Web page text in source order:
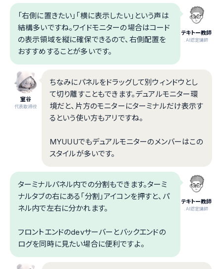
テキトー教師
.AI認定講師
「右側に置きたい」「横に表示したい」という声は
結構多いですね。ワイドモニターの場合はコード
の表示領域を縦に確保できるので、右側配置を
おすすめすることが多いです。
室谷
代表取締役
ちなみにパネルをドラッグして別ウィンドウとし
て切り離すこともできます。デュアルモニター環
境だと、片方のモニターにターミナルだけ表示す
るという使い方もアリですね。
MYUUUでもデュアルモニターのメンバーはこの
スタイルが多いです。
テキトー教師
.AI認定講師
ターミナルパネル内での分割もできます。ターミ
ナルタブの右にある「分割」アイコンを押すと、パ
ネル内で左右に分かれます。
フロントエンドのdevサーバーとバックエンドの
ログを同時に見たい場合に便利ですよ。